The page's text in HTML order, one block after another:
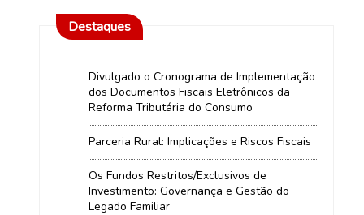
Destaques
Divulgado o Cronograma de Implementação
dos Documentos Fiscais Eletrônicos da
Reforma Tributária do Consumo
Parceria Rural: Implicações e Riscos Fiscais
Os Fundos Restritos/Exclusivos de
Investimento: Governança e Gestão do
Legado Familiar